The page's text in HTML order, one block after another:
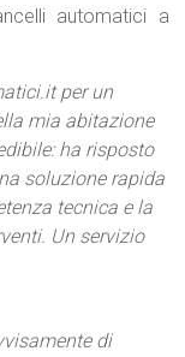
automatici a
per un
mia abitazione
ha risposto
soluzione rapida
tecnica e la
Un servizio
di